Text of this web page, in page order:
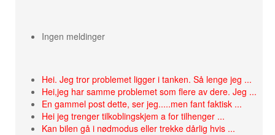
Ingen meldinger
Hei. Jeg tror problemet ligger i tanken. Så lenge jeg ...
Hei,jeg har samme problemet som flere av dere. Jeg ...
En gammel post dette, ser jeg.....men fant faktisk ...
Hei jeg trenger tilkoblingskjem a for tilhenger ...
Kan bilen gå i nødmodus eller trekke dårlig hvis ...